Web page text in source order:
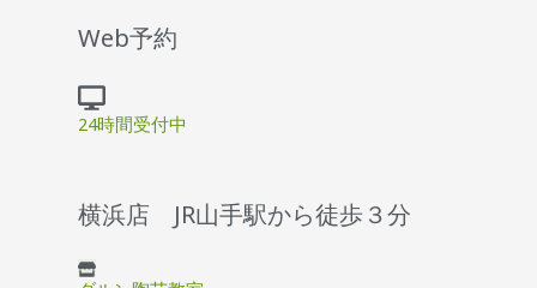
Web予約
24時間受付中
横浜店 JR山手駅から徒歩３分